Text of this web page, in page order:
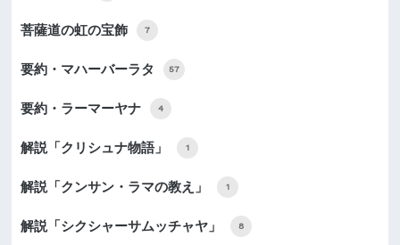
菩薩道の虹の宝飾 7
要約・マハーバーラタ 57
要約・ラーマーヤナ 4
解説「クリシュナ物語」 1
解説「クンサン・ラマの教え」 1
解説「シクシャーサムッチャヤ」 8